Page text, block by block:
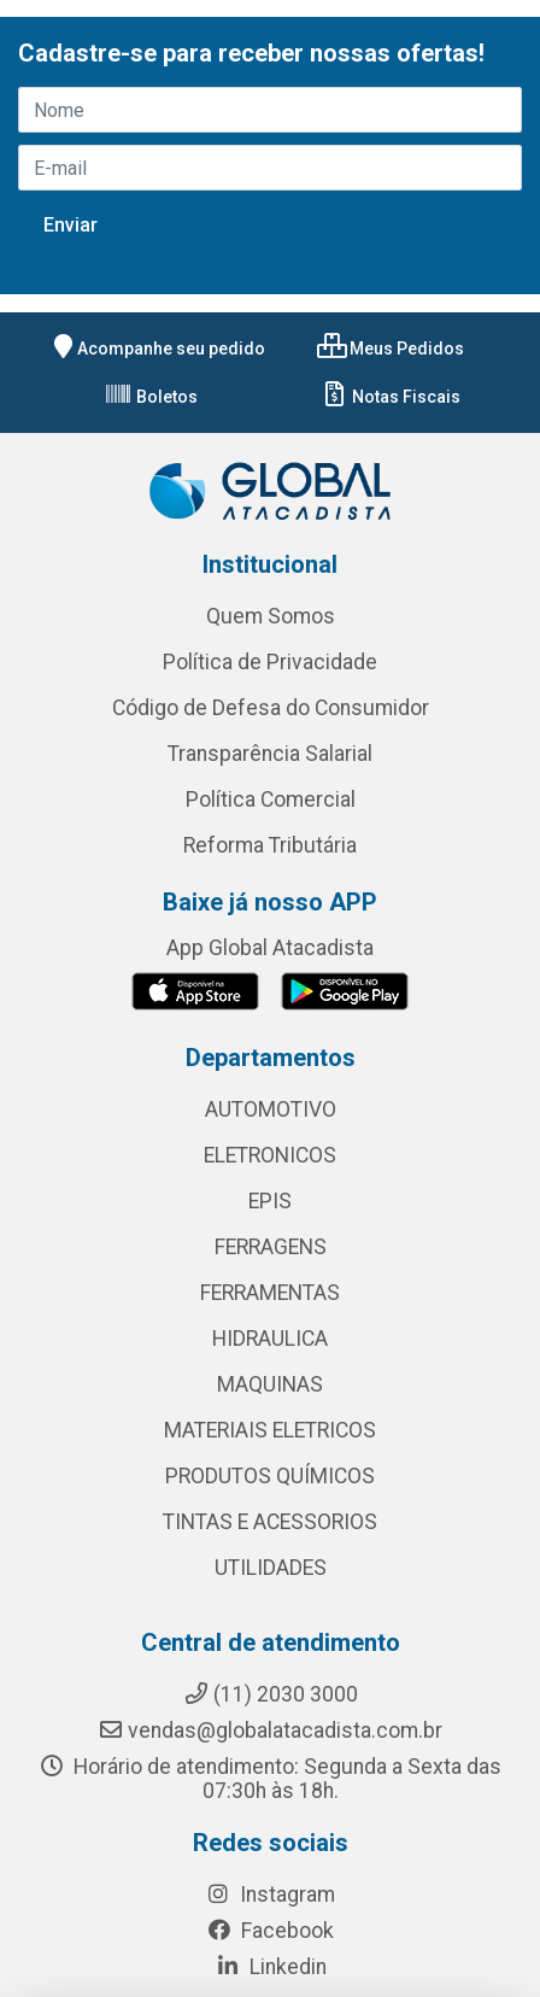
Cadastre-se para receber nossas ofertas!
Acompanhe seu pedido Meus Pedidos
Boletos Notas Fiscais
Institucional
Quem Somos
Política de Privacidade
Código de Defesa do Consumidor
Transparência Salarial
Política Comercial
Reforma Tributária
Baixe já nosso APP
App Global Atacadista
Departamentos
AUTOMOTIVO
ELETRONICOS
EPIS
FERRAGENS
FERRAMENTAS
HIDRAULICA
MAQUINAS
MATERIAIS ELETRICOS
PRODUTOS QUÍMICOS
TINTAS E ACESSORIOS
UTILIDADES
Central de atendimento
(11) 2030 3000
vendas@globalatacadista.com.br
Horário de atendimento: Segunda a Sexta das
07:30h às 18h.
Redes sociais
Instagram
Facebook
Linkedin